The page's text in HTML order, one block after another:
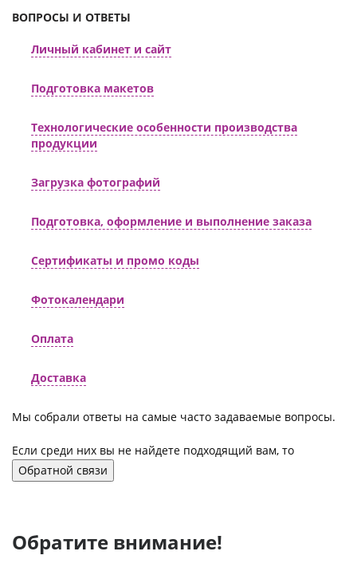
ВОПРОСЫ И ОТВЕТЫ
Личный кабинет и сайт
Подготовка макетов
Технологические особенности производства
продукции
Загрузка фотографий
Подготовка, оформление и выполнение заказа
Сертификаты и промо коды
Фотокалендари
Оплата
Доставка
Мы собрали ответы на самые часто задаваемые вопросы.
Если среди них вы не найдете подходящий вам, то
Обратной связи
Обратите внимание!